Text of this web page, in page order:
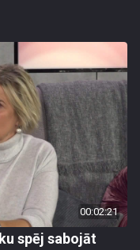
00:02:21
spēj sabojāt